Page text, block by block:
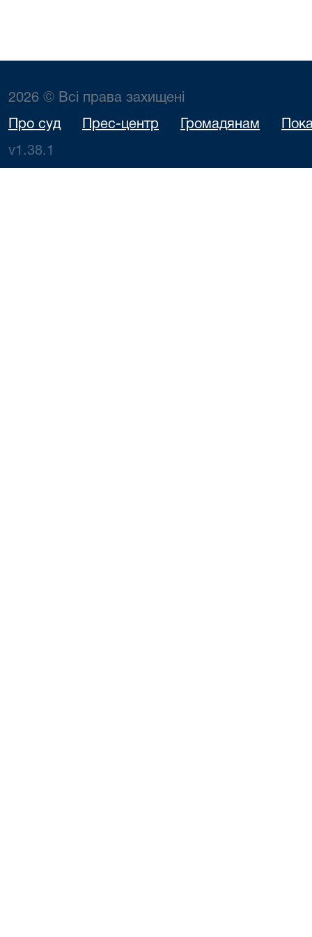
2026 © Всі права захищені
Про суд Прес-центр Громадянам
v1.38.1